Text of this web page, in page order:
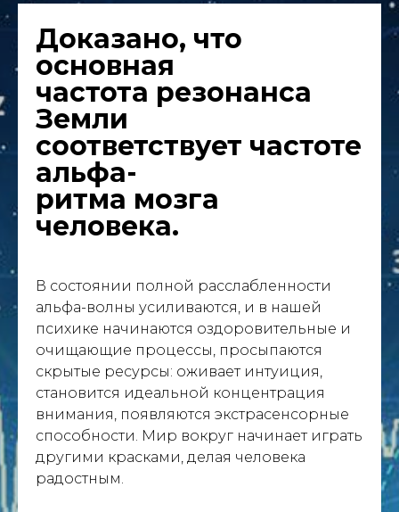
Доказано, что
основная
частота резонанса
Земли
соответствует частоте
альфа-
ритма мозга
человека.
В состоянии полной расслабленности
альфа-волны усиливаются, и в нашей
психике начинаются оздоровительные и
очищающие процессы, просыпаются
скрытые ресурсы: оживает интуиция,
становится идеальной концентрация
внимания, появляются экстрасенсорные
способности. Мир вокруг начинает играть
другими красками, делая человека
радостным.